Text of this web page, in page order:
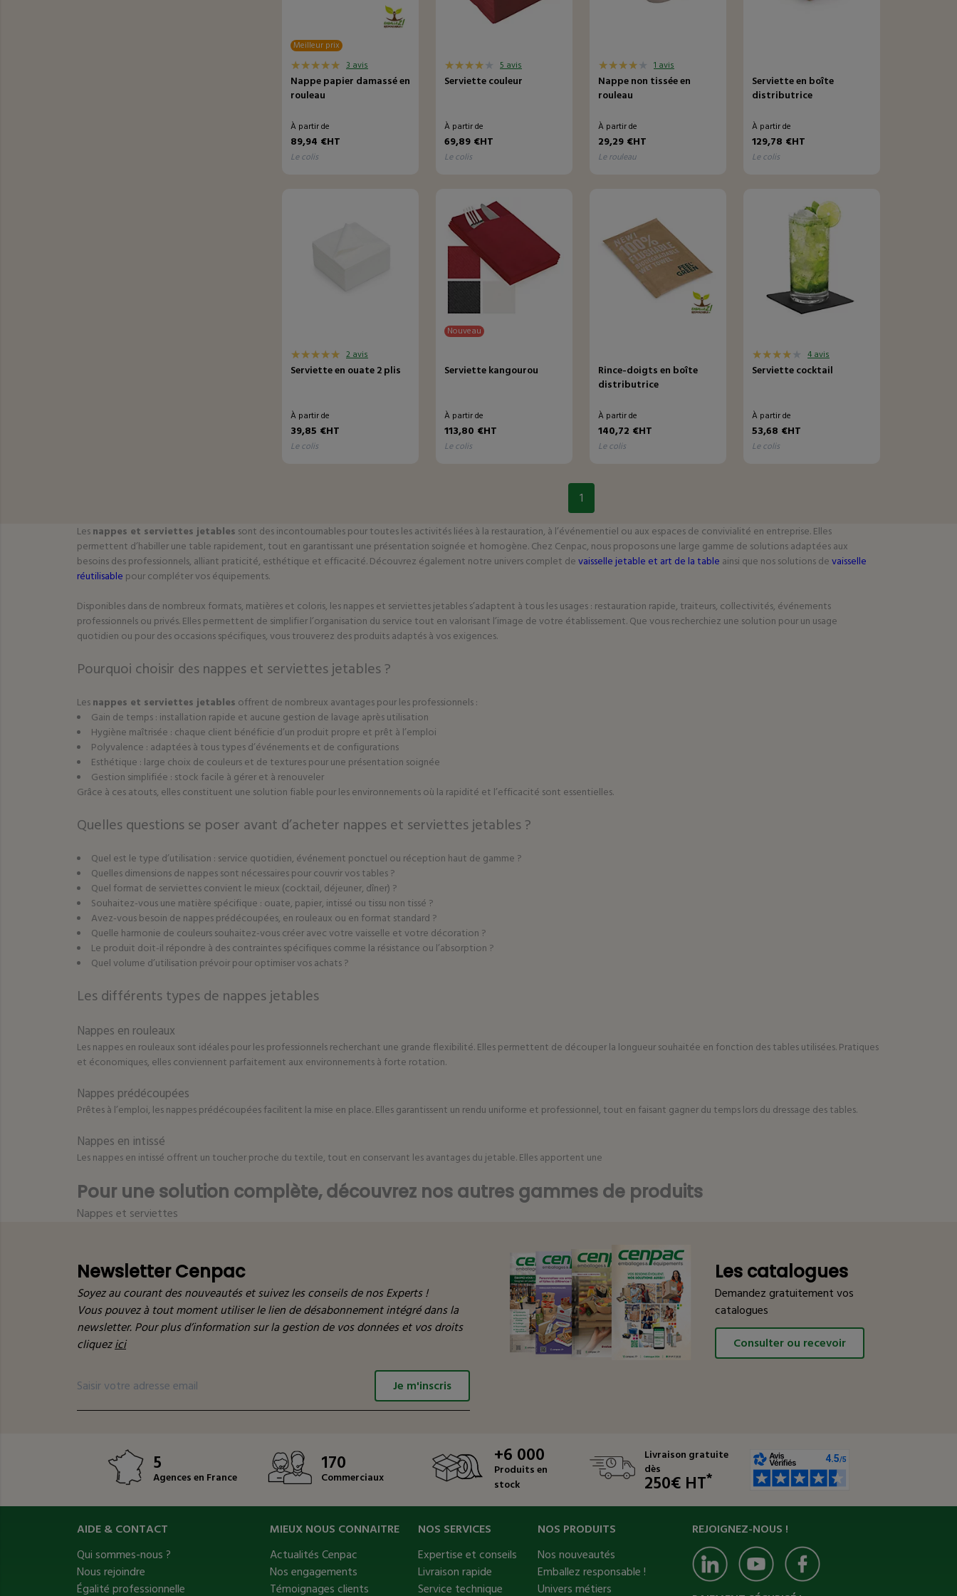
Meilleur prix
3 avis
Nappe papier damassé en
rouleau
À partir de
89,94 €HT
le colis
5 avis
Serviette couleur
À partir de
69,89 €HT
le colis
1 avis
Nappe non tissée en
rouleau
À partir de
29,29 €HT
le rouleau
Serviette en boîte
distributrice
À partir de
129,78 €HT
le colis
2 avis
Serviette en ouate 2 plis
À partir de
39,85 €HT
le colis
Nouveau
Serviette kangourou
À partir de
113,80 €HT
le colis
Rince-doigts en boîte
distributrice
À partir de
140,72 €HT
le colis
4 avis
Serviette cocktail
À partir de
53,68 €HT
le colis
1
Lesnappes et serviettes jetables sont des incontournables pour toutes les activités liées à la restauration, à l’événementiel ou aux espaces de convivialité en entreprise. Elles
permettent d’habiller une table rapidement, tout en garantissant une présentation soignée et homogène. Chez Cenpac, nous proposons une large gamme de solutions adaptées aux
besoins des professionnels, alliant praticité, esthétique et efficacité. Découvrez également notre univers complet devaisselle jetable et art de la table ainsi que nos solutions devaisselle
réutilisable pour compléter vos équipements.
Disponibles dans de nombreux formats, matières et coloris, les nappes et serviettes jetables s’adaptent à tous les usages : restauration rapide, traiteurs, collectivités, événements
professionnels ou privés. Elles permettent de simplifier l’organisation du service tout en valorisant l’image de votre établissement. Que vous recherchiez une solution pour un usage
quotidien ou pour des occasions spécifiques, vous trouverez des produits adaptés à vos exigences.
Pourquoi choisir des nappes et serviettes jetables ?
Lesnappes et serviettes jetables offrent de nombreux avantages pour les professionnels :
Gain de temps : installation rapide et aucune gestion de lavage après utilisation
Hygiène maîtrisée : chaque client bénéficie d’un produit propre et prêt à l’emploi
Polyvalence : adaptées à tous types d’événements et de configurations
Esthétique : large choix de couleurs et de textures pour une présentation soignée
Gestion simplifiée : stock facile à gérer et à renouveler
Grâce à ces atouts, elles constituent une solution fiable pour les environnements où la rapidité et l’efficacité sont essentielles.
Quelles questions se poser avant d’acheter nappes et serviettes jetables ?
Quel est le type d’utilisation : service quotidien, événement ponctuel ou réception haut de gamme ?
Quelles dimensions de nappes sont nécessaires pour couvrir vos tables ?
Quel format de serviettes convient le mieux (cocktail, déjeuner, dîner) ?
Souhaitez-vous une matière spécifique : ouate, papier, intissé ou tissu non tissé ?
Avez-vous besoin de nappes prédécoupées, en rouleaux ou en format standard ?
Quelle harmonie de couleurs souhaitez-vous créer avec votre vaisselle et votre décoration ?
Le produit doit-il répondre à des contraintes spécifiques comme la résistance ou l’absorption ?
Quel volume d’utilisation prévoir pour optimiser vos achats ?
Les différents types de nappes jetables
Nappes en rouleaux
Les nappes en rouleaux sont idéales pour les professionnels recherchant une grande flexibilité. Elles permettent de découper la longueur souhaitée en fonction des tables utilisées. Pratiques
et économiques, elles conviennent parfaitement aux environnements à forte rotation.
Nappes prédécoupées
Prêtes à l’emploi, les nappes prédécoupées facilitent la mise en place. Elles garantissent un rendu uniforme et professionnel, tout en faisant gagner du temps lors du dressage des tables.
Nappes en intissé
Les nappes en intissé offrent un toucher proche du textile, tout en conservant les avantages du jetable. Elles apportent une
Pour une solution complète, découvrez nos autres gammes de produits
Nappes et serviettes
Newsletter Cenpac
Soyez au courant des nouveautés et suivez les conseils de nos Experts !
Vous pouvez à tout moment utiliser le lien de désabonnement intégré dans la
newsletter. Pour plus d’information sur la gestion de vos données et vos droits
cliquezici
Je m'inscris
Les catalogues
Demandez gratuitement vos
catalogues
Consulter ou recevoir
5
Agences en France
170
Commerciaux
+6 000
Produits en
stock
Livraison gratuite
dès
250€ HT*
AIDE & CONTACT
Qui sommes-nous ?
Nous rejoindre
Égalité professionnelle
MIEUX NOUS CONNAITRE
Actualités Cenpac
Nos engagements
Témoignages clients
NOS SERVICES
Expertise et conseils
Livraison rapide
Service technique
NOS PRODUITS
Nos nouveautés
Emballez responsable !
Univers métiers
REJOIGNEZ-NOUS !